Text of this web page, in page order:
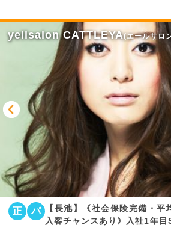
yellsalon CATTLEYA(エールサロ
正 パ
【長池】《社会保険完備・平
入客チャンスあり》入社1年